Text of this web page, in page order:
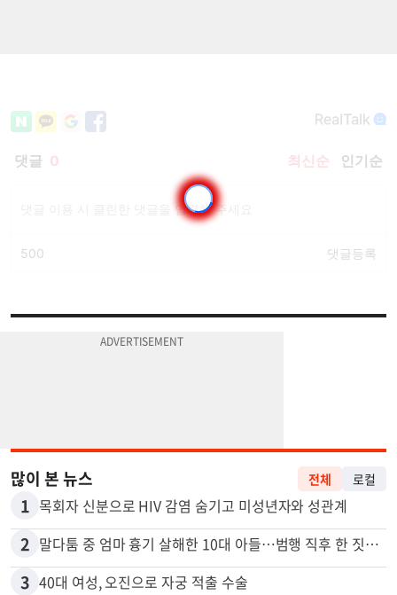
많이 본 뉴스 전체 로컬
1 목회자 신분으로 HIV 감염 숨기고 미성년자와 성관계
2 말다툼 중 엄마 흉기 살해한 10대 아들…범행 직후 한 짓 충격
3 40대 여성, 오진으로 자궁 적출 수술